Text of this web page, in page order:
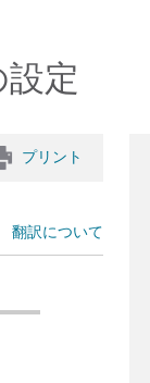
定
プリント
翻訳について